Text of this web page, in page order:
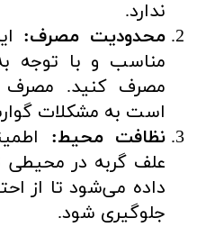
ندارد.
محدودیت مصرف:
مناسب و با توجه
مصرف کنید.
است به مشکلات
نظافت محیط:
علف گربه در محیطی
داده می‌شود تا از
جلوگیری شود.